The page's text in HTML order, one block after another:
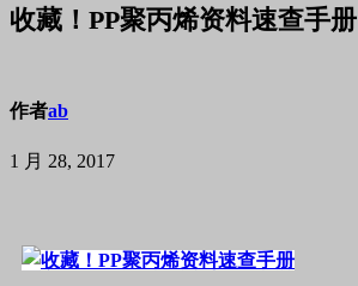
收藏！PP聚丙烯资料速查手册
作者ab
1 月 28, 2017